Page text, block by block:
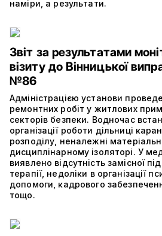
наміри, а результати.
Звіт за результатами
візиту до Вінницької
№86
Адміністрацією установи
ремонтних робіт у житлових
секторів безпеки. Водночас
організації роботи дільниці
розподілу, неналежні
дисциплінарному ізоляторі. У
виявлено відсутність замісної
терапії, недоліки в організації
допомоги, кадрового
тощо.